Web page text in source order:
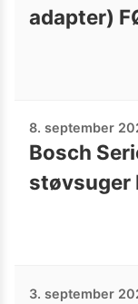
adapter)
8. september
Bosch
støvsuger
3. september